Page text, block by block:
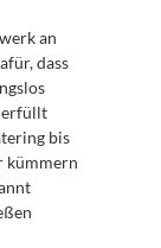
an
dass
erfüllt
bis
kümmern